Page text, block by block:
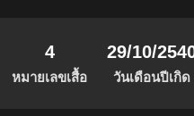
4
หมายเลขเสื้อ
29/10/
วันเดือนปีเกิด